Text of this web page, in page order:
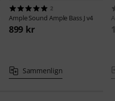
2
Ample Sound Ample Bass J v4
899 kr
Sammenlign